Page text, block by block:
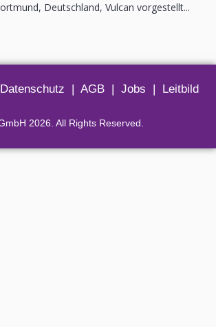
Deutschland, Vulcan vorgestellt...
Datenschutz | AGB| Jobs | Leitbild
2026. All Rights Reserved.